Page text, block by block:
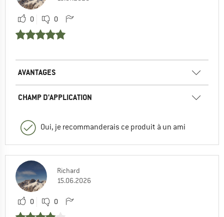
0 0
AVANTAGES
CHAMP D'APPLICATION
Oui, je recommanderais ce produit à un ami
Richard
15.06.2026
0 0